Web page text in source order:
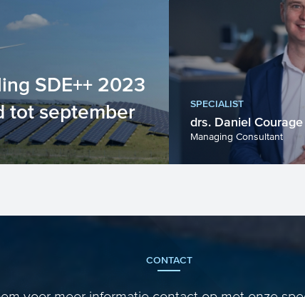
SDE++ 2023
tot september
produceren van
SPECIALIST
drs. Daniel Courage
Managing Consultant
CONTACT